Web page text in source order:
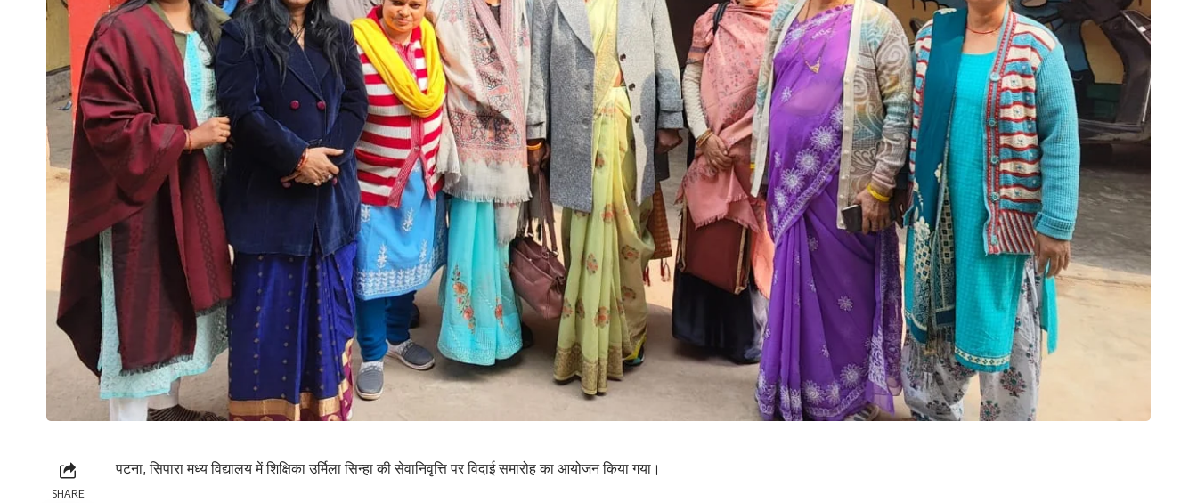
SHARE
पटना, सिपारा मध्य विद्यालय में शिक्षिका उर्मिला सिन्हा की सेवानिवृत्ति पर विदाई समारोह का आयोजन किया गया।